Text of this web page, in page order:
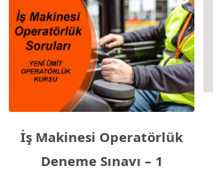
İş Makinesi Operatörlük
Deneme Sınavı – 1